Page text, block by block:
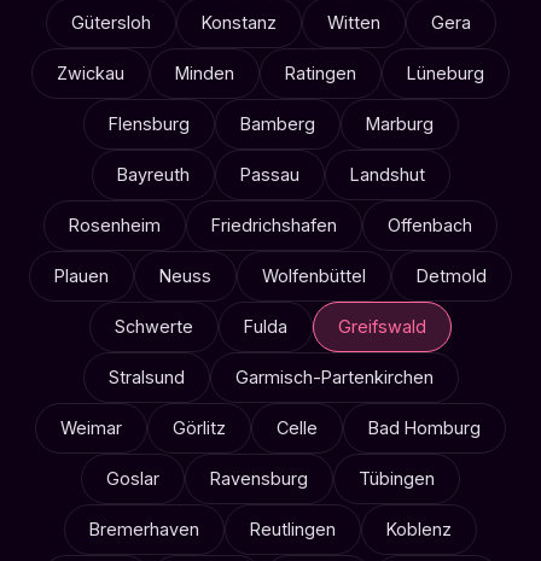
Gütersloh Konstanz Witten Gera
Zwickau Minden Ratingen Lüneburg
Flensburg Bamberg Marburg
Bayreuth Passau Landshut
Rosenheim Friedrichshafen Offenbach
Plauen Neuss Wolfenbüttel Detmold
Schwerte Fulda Greifswald
Stralsund Garmisch-Partenkirchen
Weimar Görlitz Celle Bad Homburg
Goslar Ravensburg Tübingen
Bremerhaven Reutlingen Koblenz